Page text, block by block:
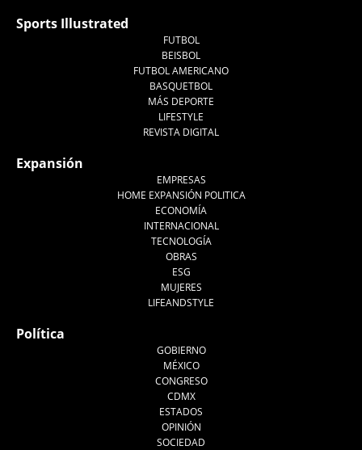
Sports Illustrated
FUTBOL
BEISBOL
FUTBOL AMERICANO
BASQUETBOL
MÁS DEPORTE
LIFESTYLE
REVISTA DIGITAL
Expansión
EMPRESAS
HOME EXPANSIÓN POLITICA
ECONOMÍA
INTERNACIONAL
TECNOLOGÍA
OBRAS
ESG
MUJERES
LIFEANDSTYLE
Política
GOBIERNO
MÉXICO
CONGRESO
CDMX
ESTADOS
OPINIÓN
SOCIEDAD